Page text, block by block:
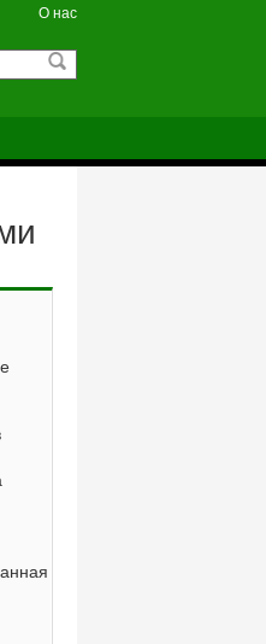
О нас